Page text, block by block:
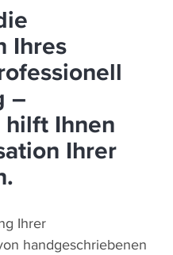
Ihres
–
Ihnen
Ihrer
Ihrer
handgeschriebenen